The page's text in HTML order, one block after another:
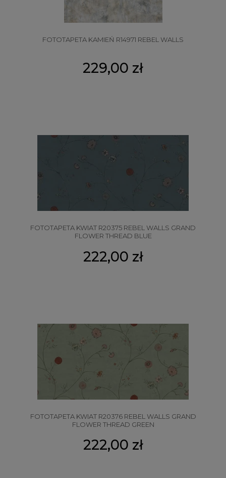
FOTOTAPETA KAMIEŃ R14971 REBEL WALLS
229,00 zł
FOTOTAPETA KWIAT R20375 REBEL WALLS GRAND
FLOWER THREAD BLUE
222,00 zł
FOTOTAPETA KWIAT R20376 REBEL WALLS GRAND
FLOWER THREAD GREEN
222,00 zł